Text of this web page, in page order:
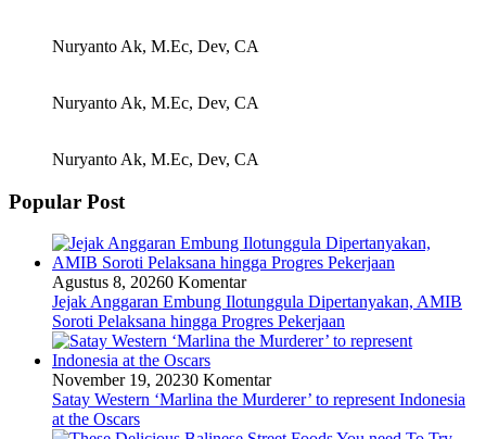
Nuryanto Ak, M.Ec, Dev, CA
Nuryanto Ak, M.Ec, Dev, CA
Nuryanto Ak, M.Ec, Dev, CA
Popular Post
Agustus 8, 20260 Komentar
Jejak Anggaran Embung Ilotunggula Dipertanyakan, AMIB
Soroti Pelaksana hingga Progres Pekerjaan
November 19, 20230 Komentar
Satay Western ‘Marlina the Murderer’ to represent Indonesia
at the Oscars